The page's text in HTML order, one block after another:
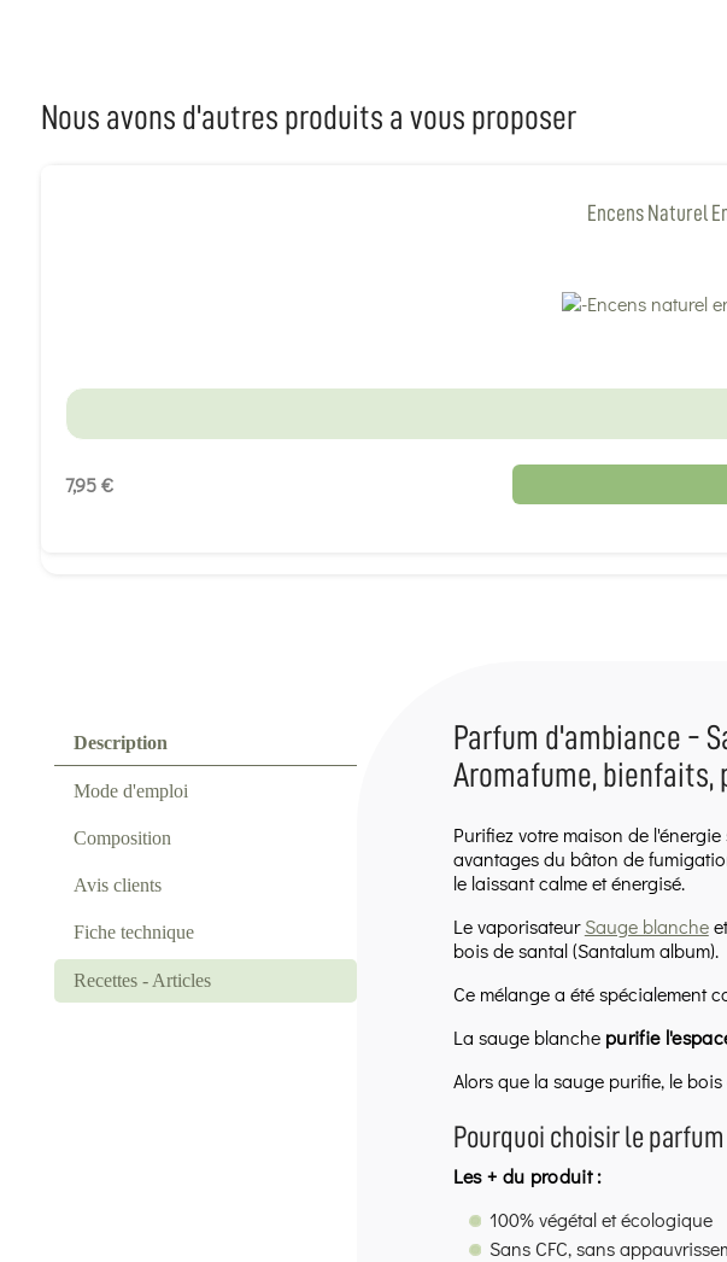
Description
Mode d'emploi
Composition
Avis clients
Fiche technique
Recettes - Articles
Parfum d'ambiance -
Aromafume,
Purifiez votre maison de
avantages du bâton de
le laissant calme et énergisé.
Le vaporisateurSauge blanche
bois de santal (Santalum album).
Ce mélange a été spécialement
La sauge blanchepurifie
Alors que la sauge purifie, le
Pourquoi choisir le
Les + du produit :
100% végétal et écologique
Sans CFC, sans
Nous avons d'autres produits a vous proposer
Encens Naturel
7,95 €